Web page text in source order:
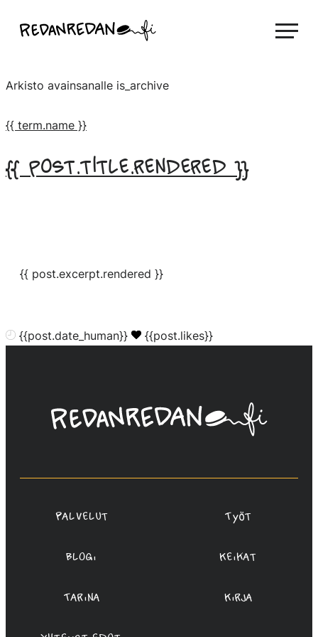
suoraan
Linda Saukko-Rauta, Redanredan Oy
piirrosvideoita
Arkisto avainsanalle is_archive
{{ term.name }}
{{ post.title.rendered }}
{{ post.excerpt.rendered }}
{{post.date_human}} {{post.likes}}
Linda
Saukko-
Oy
Palvelut Työt
Blogi Keikat
Tarina Kirja